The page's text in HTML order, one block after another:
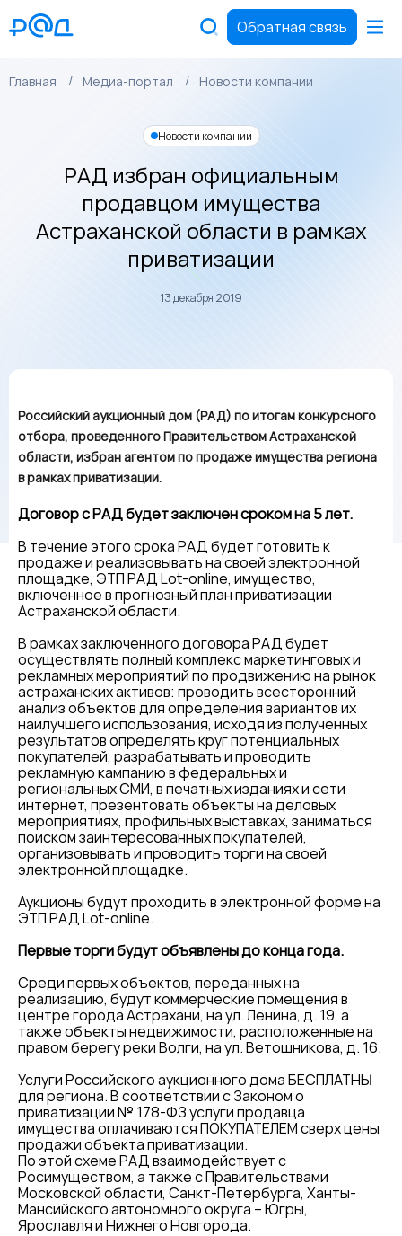
Обратная связь
Главная Медиа-портал Новости компании
Новости компании
РАД избран официальным
продавцом имущества
Астраханской области в рамках
приватизации
13 декабря 2019
Российский аукционный дом (РАД) по итогам конкурсного
отбора, проведенного Правительством Астраханской
области, избран агентом по продаже имущества региона
в рамках приватизации.
Договор с РАД будет заключен сроком на 5 лет.
В течение этого срока РАД будет готовить к
продаже и реализовывать на своей электронной
площадке, ЭТП РАД Lot-online, имущество,
включенное в прогнозный план приватизации
Астраханской области.
В рамках заключенного договора РАД будет
осуществлять полный комплекс маркетинговых и
рекламных мероприятий по продвижению на рынок
астраханских активов: проводить всесторонний
анализ объектов для определения вариантов их
наилучшего использования, исходя из полученных
результатов определять круг потенциальных
покупателей, разрабатывать и проводить
рекламную кампанию в федеральных и
региональных СМИ, в печатных изданиях и сети
интернет, презентовать объекты на деловых
мероприятиях, профильных выставках, заниматься
поиском заинтересованных покупателей,
организовывать и проводить торги на своей
электронной площадке.
Аукционы будут проходить в электронной форме на
ЭТП РАД Lot-online.
Первые торги будут объявлены до конца года.
Среди первых объектов, переданных на
реализацию, будут коммерческие помещения в
центре города Астрахани, на ул. Ленина, д. 19, а
также объекты недвижимости, расположенные на
правом берегу реки Волги, на ул. Ветошникова, д. 16.
Услуги Российского аукционного дома БЕСПЛАТНЫ
для региона. В соответствии с Законом о
приватизации № 178-ФЗ услуги продавца
имущества оплачиваются ПОКУПАТЕЛЕМ сверх цены
продажи объекта приватизации.
По этой схеме РАД взаимодействует с
Росимуществом, а также с Правительствами
Московской области, Санкт-Петербурга, Ханты-
Мансийского автономного округа – Югры,
Ярославля и Нижнего Новгорода.